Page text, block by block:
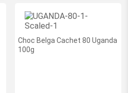
Choc Belga Cachet 80 Uganda
100g